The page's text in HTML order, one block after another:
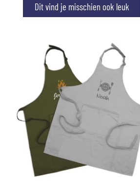
Dit vind je misschien ook leuk